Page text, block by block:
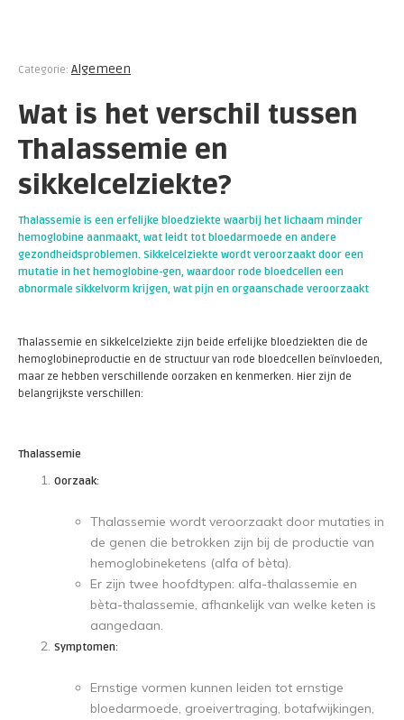
Categorie: Algemeen
Wat is het verschil tussen
Thalassemie en
sikkelcelziekte?
Thalassemie is een erfelijke bloedziekte waarbij het lichaam minder
hemoglobine aanmaakt, wat leidt tot bloedarmoede en andere
gezondheidsproblemen. Sikkelcelziekte wordt veroorzaakt door een
mutatie in het hemoglobine-gen, waardoor rode bloedcellen een
abnormale sikkelvorm krijgen, wat pijn en orgaanschade veroorzaakt
Thalassemie en sikkelcelziekte zijn beide erfelijke bloedziekten die de
hemoglobineproductie en de structuur van rode bloedcellen beïnvloeden,
maar ze hebben verschillende oorzaken en kenmerken. Hier zijn de
belangrijkste verschillen:
Thalassemie
Oorzaak:
Thalassemie wordt veroorzaakt door mutaties in
de genen die betrokken zijn bij de productie van
hemoglobineketens (alfa of bèta).
Er zijn twee hoofdtypen: alfa-thalassemie en
bèta-thalassemie, afhankelijk van welke keten is
aangedaan.
Symptomen:
Ernstige vormen kunnen leiden tot ernstige
bloedarmoede, groeivertraging, botafwijkingen,